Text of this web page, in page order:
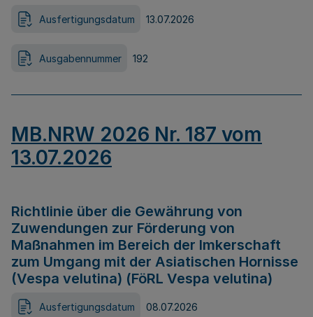
Ausfertigungsdatum 13.07.2026
Ausgabennummer 192
MB.NRW 2026 Nr. 187 vom
13.07.2026
Richtlinie über die Gewährung von
Zuwendungen zur Förderung von
Maßnahmen im Bereich der Imkerschaft
zum Umgang mit der Asiatischen Hornisse
(Vespa velutina) (FöRL Vespa velutina)
Ausfertigungsdatum 08.07.2026